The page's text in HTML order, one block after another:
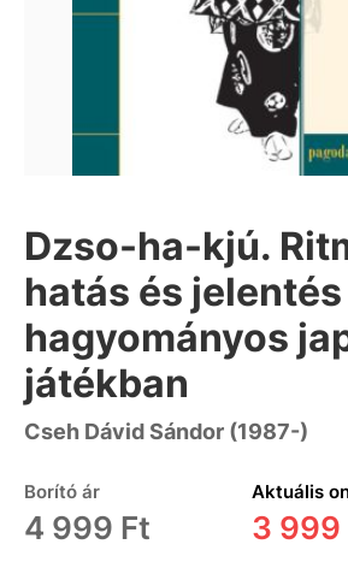
Dzso-ha-kjú.
hatás és jelentés
hagyományos
játékban
Cseh Dávid Sándor (1987-)
Borító ár
4 999 Ft
Aktuális
3 999